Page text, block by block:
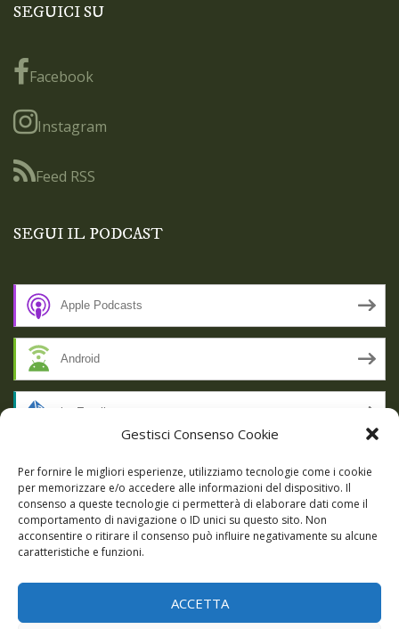
Gestisci Consenso Cookie
Per fornire le migliori esperienze, utilizziamo tecnologie come i cookie
per memorizzare e/o accedere alle informazioni del dispositivo. Il
consenso a queste tecnologie ci permetterà di elaborare dati come il
comportamento di navigazione o ID unici su questo sito. Non
acconsentire o ritirare il consenso può influire negativamente su alcune
caratteristiche e funzioni.
ACCETTA
SEGUICI SU
Facebook
Instagram
Feed RSS
SEGUI IL PODCAST
Apple Podcasts
Android
by Email
RSS
SSL SECURE